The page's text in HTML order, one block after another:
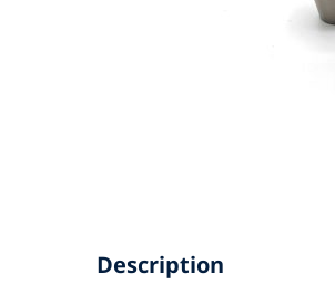
Description